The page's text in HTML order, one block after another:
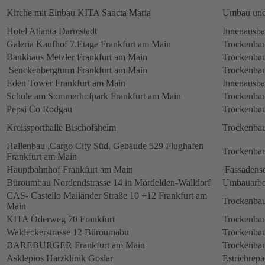
Kirche mit Einbau KITA Sancta Maria
Umbau
Hotel Atlanta Darmstadt
Galeria Kaufhof 7.Etage Frankfurt am Main
Bankhaus Metzler Frankfurt am Main
Senckenbergturm Frankfurt am Main
Eden Tower Frankfurt am Main
Schule am Sommerhofpark Frankfurt am Main
Pepsi Co Rodgau
Kreissporthalle Bischofsheim
Hallenbau ,Cargo City Süd, Gebäude 529 Flughafen
Frankfurt am Main
Hauptbahnhof Frankfurt am Main
Büroumbau Nordendstrasse 14 in Mördelden-Walldorf
CAS- Castello Mailänder Straße 10 +12 Frankfurt am
Main
KITA Öderweg 70 Frankfurt
Waldeckerstrasse 12 Büroumabu
BAREBURGER Frankfurt am Main
Asklepios Harzklinik Goslar